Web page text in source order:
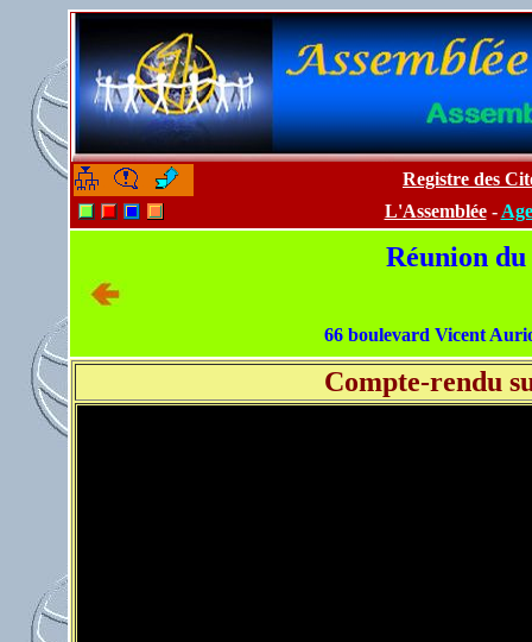
Registre des
L'Assemblée-
Réunion
66 boulevard Vicent
Compte-rendu